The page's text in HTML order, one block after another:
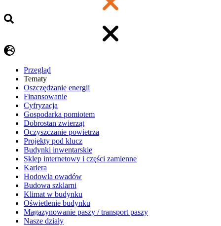
Przegląd
Tematy
​Oszczędzanie energii
Finansowanie
Cyfryzacja
Gospodarka pomiotem
Dobrostan zwierząt
Oczyszczanie powietrza
Projekty pod klucz
Budynki inwentarskie
Sklep internetowy i części zamienne
Kariera
Hodowla owadów
Budowa szklarni
Klimat w budynku
Oświetlenie budynku
Magazynowanie paszy / transport paszy
Nasze działy